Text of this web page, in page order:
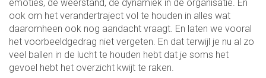
emoties, de weerstand, de dynamiek in de organisatie. En
ook om het verandertraject vol te houden in alles wat
daaromheen ook nog aandacht vraagt. En laten we vooral
het voorbeeldgedrag niet vergeten. En dat terwijl je nu al zo
veel ballen in de lucht te houden hebt dat je soms het
gevoel hebt het overzicht kwijt te raken.